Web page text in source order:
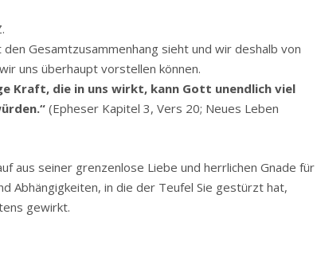
Gesamtzusammenhang sieht und wir deshalb von
uns überhaupt vorstellen können.
Kraft, die in uns wirkt, kann Gott unendlich viel
(Epheser Kapitel 3, Vers 20; Neues Leben
aus seiner grenzenlose Liebe und herrlichen Gnade für
Abhängigkeiten, in die der Teufel Sie gestürzt hat,
gewirkt.